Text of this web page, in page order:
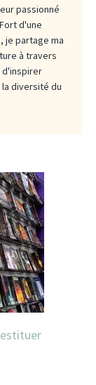
passionné
d'une
je partage ma
à travers
d'inspirer
diversité du